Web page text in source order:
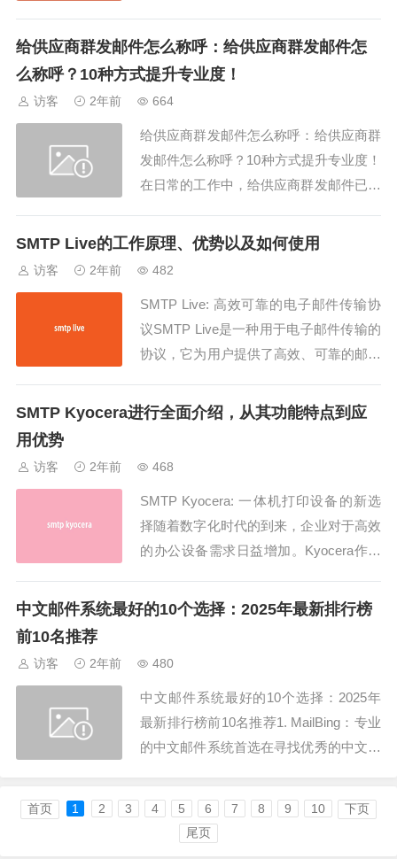
部分。本文将为您详细介绍如何在Linux
环境下搭建一个高效稳定的SMTP服务
器，让您的邮件通信更加顺畅。1. 准备工
给供应商群发邮件怎么称呼：给供应商群发邮件怎
么称呼？10种方式提升专业度！
访客 2年前 664
给供应商群发邮件怎么称呼：给供应商群
发邮件怎么称呼？10种方式提升专业度！
在日常的工作中，给供应商群发邮件已经
群发邮件怎么称呼才更得体呢？为了确保
天，我们将为大家分享10种提升专业度的
称呼方式，...
SMTP Live的工作原理、优势以及如何使用
访客 2年前 482
SMTP Live: 高效可靠的电子邮件传输协
议SMTP Live是一种用于电子邮件传输的
协议，它为用户提供了高效、可靠的邮件
工作原理、优势以及如何使用它来改善电
SMTP Kyocera进行全面介绍，从其功能特点到应
用优势
访客 2年前 468
SMTP Kyocera: 一体机打印设备的新选
择随着数字化时代的到来，企业对于高效
的办公设备需求日益增加。Kyocera作为
的SMTP Kyocera一体机打印设备，旨在
中文邮件系统最好的10个选择：2025年最新排行榜
前10名推荐
访客 2年前 480
中文邮件系统最好的10个选择：2025年
最新排行榜前10名推荐1. MailBing：专业
的中文邮件系统首选在寻找优秀的中文邮
择。它不仅支持全中文界面，而且其强大
的功能使得用户能够轻松管理大量邮件和
日程安排。说到邮件管理，中文邮件系统
首页 1 2 3 4 5 6 7 8 9 10
下页
尾页